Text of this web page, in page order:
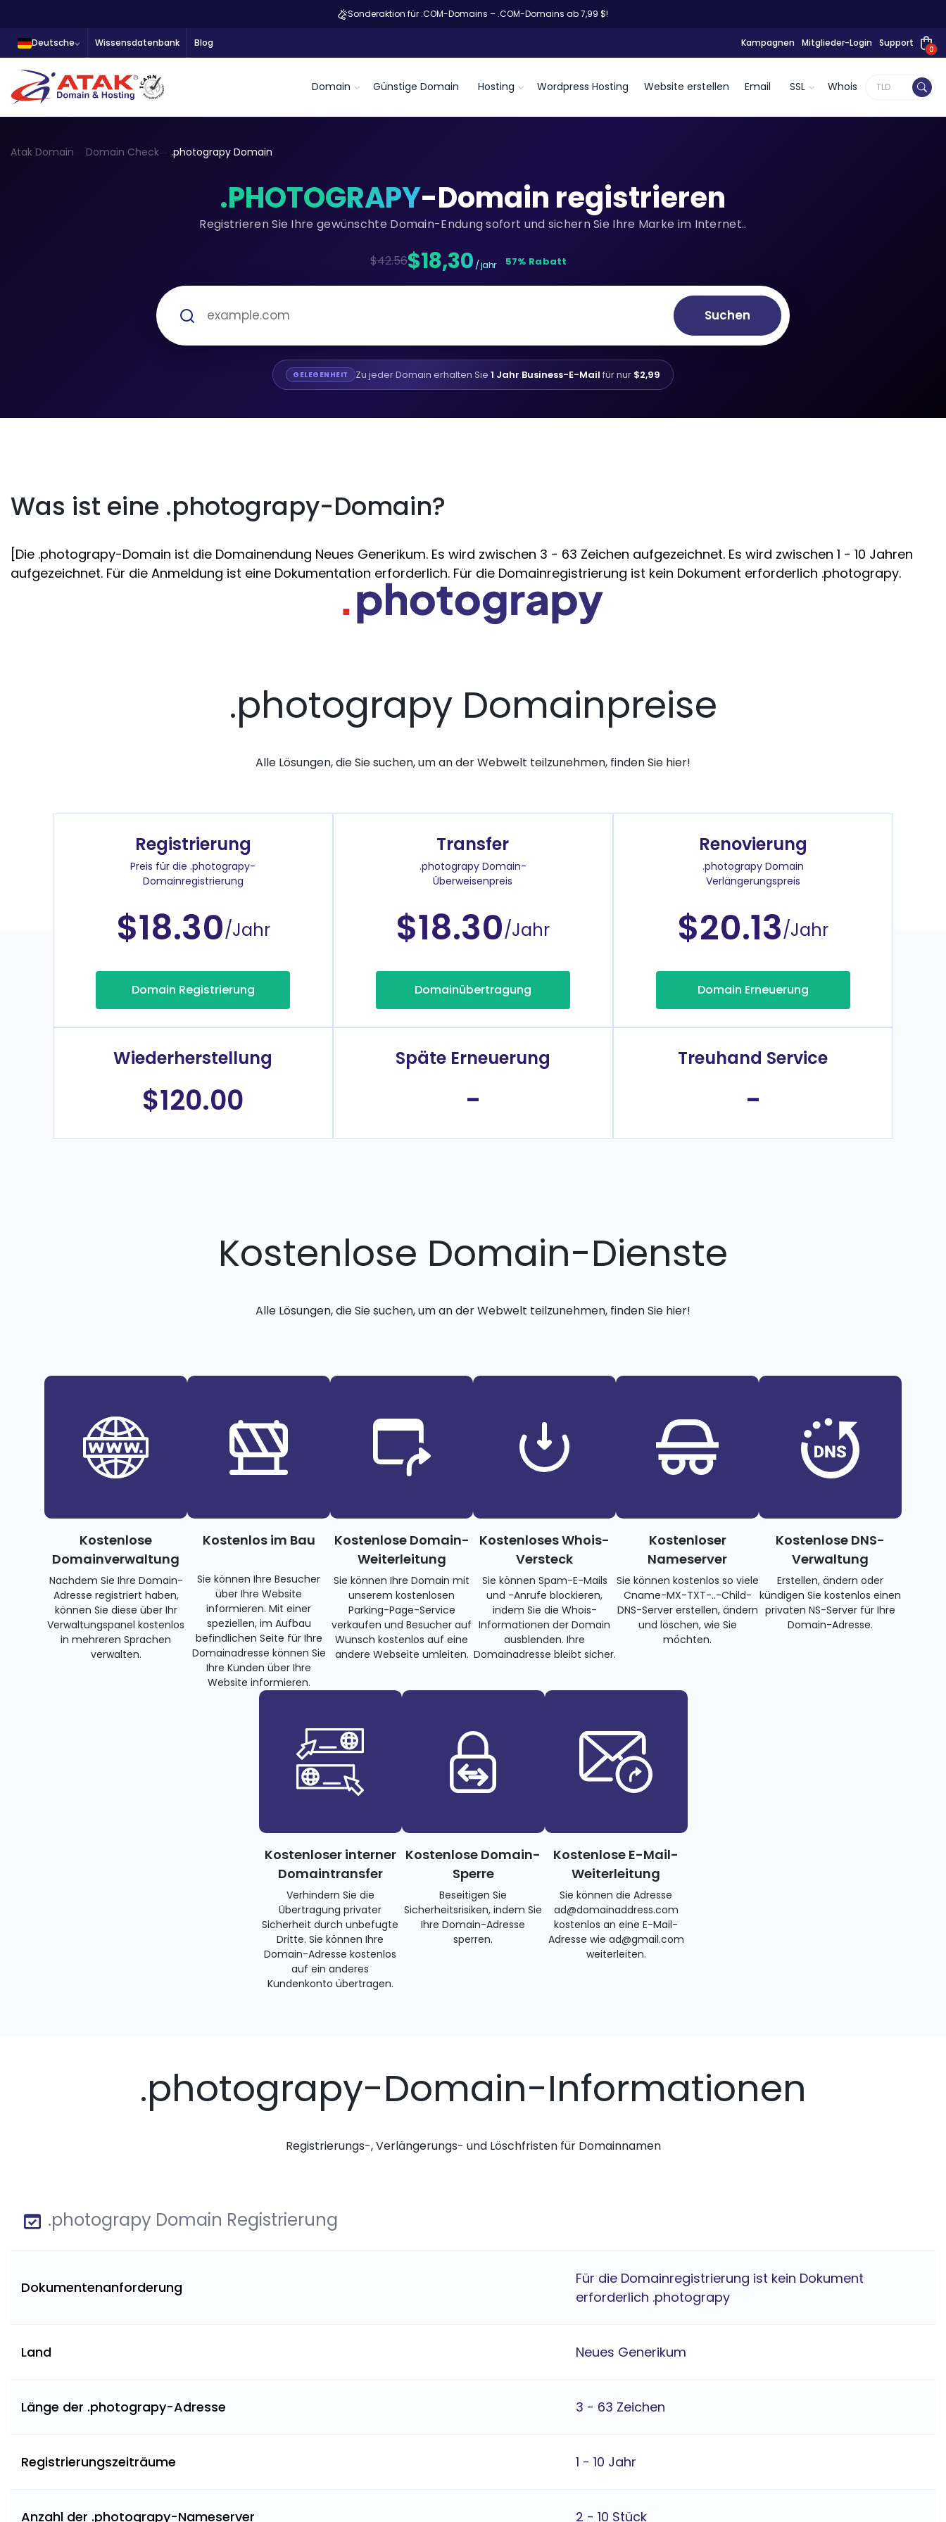
Sonderaktion für .COM-Domains – .COM-Domains ab 7,99 $!
Deutsche Wissensdatenbank Blog Kampagnen Mitglieder-Login Support
0
Domain Günstige Domain Hosting Wordpress Hosting Website erstellen Email SSL Whois
Atak Domain Domain Check .photograpy Domain
.PHOTOGRAPY-Domain registrieren
Registrieren Sie Ihre gewünschte Domain-Endung sofort und sichern Sie Ihre Marke im Internet..
$42.56$18,30 / jahr 57% Rabatt
Suchen
GELEGENHEIT Zu jeder Domain erhalten Sie 1 Jahr Business-E-Mail für nur $2,99
Was ist eine .photograpy-Domain?
[Die .photograpy-Domain ist die Domainendung Neues Generikum. Es wird zwischen 3 - 63 Zeichen aufgezeichnet. Es wird zwischen 1 - 10 Jahren
aufgezeichnet. Für die Anmeldung ist eine Dokumentation erforderlich. Für die Domainregistrierung ist kein Dokument erforderlich .photograpy.
.photograpy Domainpreise
Alle Lösungen, die Sie suchen, um an der Webwelt teilzunehmen, finden Sie hier!
Registrierung
Preis für die .photograpy-
Domainregistrierung
$18.30/Jahr
Domain Registrierung
Transfer
.photograpy Domain-
Überweisenpreis
$18.30/Jahr
Domainübertragung
Renovierung
.photograpy Domain
Verlängerungspreis
$20.13/Jahr
Domain Erneuerung
Wiederherstellung
$120.00
Späte Erneuerung
-
Treuhand Service
-
Kostenlose Domain-Dienste
Alle Lösungen, die Sie suchen, um an der Webwelt teilzunehmen, finden Sie hier!
Kostenlose
Domainverwaltung
Nachdem Sie Ihre Domain-
Adresse registriert haben,
können Sie diese über Ihr
Verwaltungspanel kostenlos
in mehreren Sprachen
verwalten.
Kostenlos im Bau
Sie können Ihre Besucher
über Ihre Website
informieren. Mit einer
speziellen, im Aufbau
befindlichen Seite für Ihre
Domainadresse können Sie
Ihre Kunden über Ihre
Website informieren.
Kostenlose Domain-
Weiterleitung
Sie können Ihre Domain mit
unserem kostenlosen
Parking-Page-Service
verkaufen und Besucher auf
Wunsch kostenlos auf eine
andere Webseite umleiten.
Kostenloses Whois-
Versteck
Sie können Spam-E-Mails
und -Anrufe blockieren,
indem Sie die Whois-
Informationen der Domain
ausblenden. Ihre
Domainadresse bleibt sicher.
Kostenloser
Nameserver
Sie können kostenlos so viele
Cname-MX-TXT-..-Child-
DNS-Server erstellen, ändern
und löschen, wie Sie
möchten.
Kostenlose DNS-
Verwaltung
Erstellen, ändern oder
kündigen Sie kostenlos einen
privaten NS-Server für Ihre
Domain-Adresse.
Kostenloser interner
Domaintransfer
Verhindern Sie die
Übertragung privater
Sicherheit durch unbefugte
Dritte. Sie können Ihre
Domain-Adresse kostenlos
auf ein anderes
Kundenkonto übertragen.
Kostenlose Domain-
Sperre
Beseitigen Sie
Sicherheitsrisiken, indem Sie
Ihre Domain-Adresse
sperren.
Kostenlose E-Mail-
Weiterleitung
Sie können die Adresse
ad@domainaddress.com
kostenlos an eine E-Mail-
Adresse wie ad@gmail.com
weiterleiten.
.photograpy-Domain-Informationen
Registrierungs-, Verlängerungs- und Löschfristen für Domainnamen
.photograpy Domain Registrierung
Dokumentenanforderung
Für die Domainregistrierung ist kein Dokument
erforderlich .photograpy
Land Neues Generikum
Länge der .photograpy-Adresse 3 - 63 Zeichen
Registrierungszeiträume 1 - 10 Jahr
Anzahl der .photograpy-Nameserver 2 - 10 Stück